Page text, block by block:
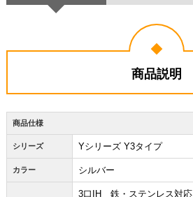
商品説明
商品仕様
シリーズ Yシリーズ Y3タイプ
カラー シルバー
3口IH 鉄・ステンレス対応